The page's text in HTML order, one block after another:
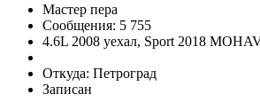
Мастер пера
Сообщения: 5 755
4.6L 2008 уехал, Sport 2018
Откуда: Петроград
Записан